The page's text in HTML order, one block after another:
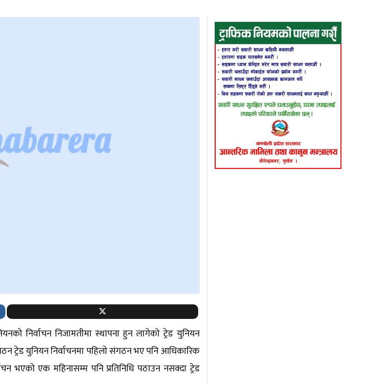
निर्वाचन निजामतीमा स्थापना हुन लागेको ट्रेड युनियन
युनियन निर्वाचनमा पहिलो संगठन भए पनि आधिकारिक
भएको एक महिनासम्म पनि प्रतिनिधि पठाउन नसक्दा ट्रेड